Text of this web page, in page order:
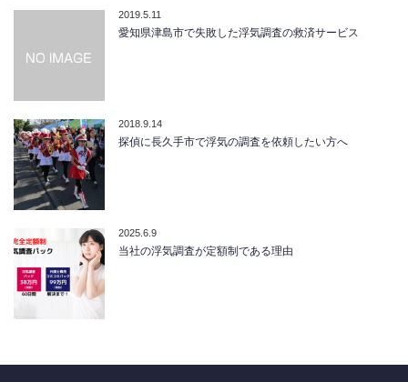
2019.5.11
愛知県津島市で失敗した浮気調査の救済サービス
2018.9.14
探偵に長久手市で浮気の調査を依頼したい方へ
2025.6.9
当社の浮気調査が定額制である理由